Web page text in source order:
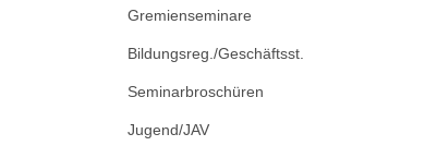
Gremienseminare
Bildungsreg./Geschäftsst.
Seminarbroschüren
Jugend/JAV